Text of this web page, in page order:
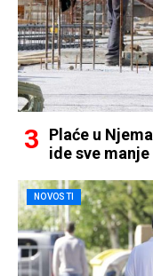
Plaće u
ide sve
NOVOSTI